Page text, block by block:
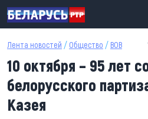
Перейти к основному содержанию
Лента новостей / Общество / ВОВ
10 октября – 95 лет
белорусского
Казея